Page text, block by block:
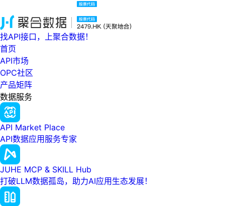
找API接口，上聚合数据！
首页
API市场
OPC社区
产品矩阵
数据服务
API Market Place
API数据应用服务专家
JUHE MCP & SKILL Hub
打破LLM数据孤岛，助力AI应用生态发展！